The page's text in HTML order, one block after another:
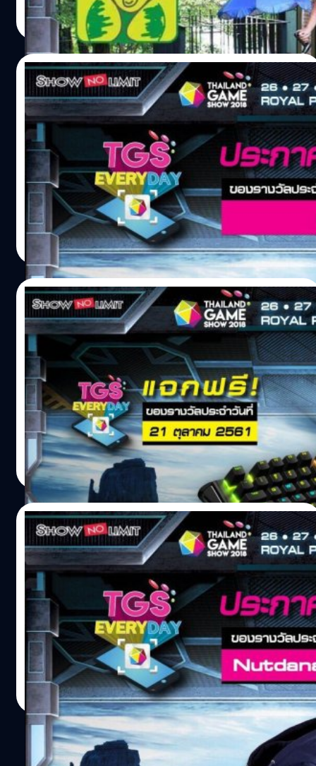
3,000 บาท เริ่มประมูลตั้งแต่วันที่ 22 ตุลาคม 2561 ตั้ งแต่
เวลา 10.00 น. - 22.00 น. ที่ Instagram :
@puri_hiranprueck ผู้ประมูลสูงสุด 2 ท่านแรกจะได้รับของ
ไปเลย รายได้ทั้งหมด นำไปมอบให้ "มูลนิธิเด็กโรคหัวใจ"
#TGS2018 #CHARITY
Read More
21/10/2018
ประกาศผู้โชคดีกิจกรรม TGS EVERYDAY
ประจำวันที่ 21 ต.ค. 61 รีบซื้อบัตรงาน TGS
2018 แล้วคุณจะเป็นผู้โชคดีคนต่อไป
?ประกาศชื่อผู้โชคดี? กับกิจกรรม TGS EVERYDAY จากการ
ซื้อบัตรเข้างาน หรือ เสื้อยืด Thailand Game Show 2018 ทาง
TrueMoney Wallet รางวัลประจำวันที่ 21 ตุลาคม 2561 :
SteelSeries APEX M750 TKL จำนวน 1 รางวัล ผู้โชคดีคือ
พอ’พี ใครที่พลาดรางวัลไป ก็ยังสามารถนำโค้ดมากรอกใน
แอปฯ Thailand Game Show เพื่อลุ้นรางวัลกันได้ในวันอื่นๆ
อีก จนกว่าจะจบกิจกรรม สามารถร่วมลุ้นกันได้ทุกวันตั้งแต่ 10
โมงเช้าเป็นต้นไป และจะมีการประกาศผลตอน 6 โมงเย็นของ
ทุกวัน ยิ่งซื้อมากก็มีสิทธิ์ลุ้นรางวัลมากขึ้น! กติกาพร้อมลุ้นของ
รางวัล : https://goo.gl/ZA5hou ดาวน์โหลด
แอปฯ TrueMoney Wallet เพื่อซื้อบัตร
: https://goo.gl/Pb3jgq ดาวน์โหลดแอปฯ Thailand Game
Show เพื่อลุ้นรางวัล Android : https://goo.gl/TKFWwZ
iOS : https://goo.gl/tsX83z ขออภัยในความไม่สะดวกด้วย
ค่า สำหรับใครที่พบปัญหาไม่สามารถกรอกโค้ดเพื่อร่วมสนุก
ลุ้นรางวัลกิจกรรม TGS…
salinee tintumrong| 2848 days ago
Read More
21/10/2018
กิจกรรม TGS EVERYDAY ประจำวันที่ 21 ต.ค.
61 มาแล้วจ้า!! ซื้อบัตรงาน TGS 2018 แล้วไป
ลุ้นกัน
? เปิดจำหน่ายบัตรเข้างาน Thailand Game Show 2018 แล้ว!!
ซื้อบัตรเล่นกิจกรรมด่วน...คุณอาจเป็นผู้โชคดีคนต่อไป!! พบ
กับของรางวัล "TGS EVERYDAY" ? ประจำวันที่ 21 ตุลาคม
2561 ได้แก่ : แจก!! คีย์บอร์ด STEELSERIES APEX M750
TKL จำนวน 1 รางวัล Mechanical คีย์บอร์ดสำหรับเกมเมอร์
ตัวจริง เพื่อนักกีฬา E-Sports กติกาพร้อมลุ้นของรางวัล
: https://goo.gl/ZA5hou ดาวน์โหลดแอปฯ TrueMoney
Wallet เพื่อซื้อบัตร : https://goo.gl/Pb3jgq ดาวน์โหลด
แอปฯ Thailand Game Show เพื่อลุ้นรางวัล Android
: https://goo.gl/TKFWwZ iOS : https://goo.gl/tsX83z
ขออภัยในความไม่สะดวกด้วยค่า สำหรับใครที่พบปัญหาไม่
สามารถกรอกโค้ดเพื่อร่วมสนุกลุ้นรางวัลกิจกรรม TGS
EVERYDAY ได้ในมือถือบางรุ่น สามารถนำโค้ดมากรอกที่นี่ได้
เพื่อร่วมสนุกกับกิจกรรมค่ะ
www.thailandgameshow.com/tgseveryday ประกาศผลผู้
โชคดีเวลา 18.00 น. ที่เพจและแอป Thailand Game Show…
salinee tintumrong| 2848 days ago
Read More
20/10/2018
ประกาศผู้โชคดีกิจกรรม TGS EVERYDAY
ประจำวันที่ 20 ต.ค. 61 รีบซื้อบัตรงาน TGS
2018 แล้วคุณจะเป็นผู้โชคดีคนต่อไป
?ประกาศชื่อผู้โชคดี? กับกิจกรรม TGS EVERYDAY จากการ
ซื้อบัตรเข้างาน หรือ เสื้อยืด Thailand Game Show 2018 ทาง
TrueMoney Wallet รางวัลประจำวันที่ 20 ตุลาคม 2561 : เสื้อ
แจ็กเก็ตฮู้ดเกม League of Legends (Yasuo) จำนวน 1 รางวัล
ผู้โชคดีคือ Nutdanai Yindeepimol ใครที่พลาดรางวัลไป ก็ยัง
สามารถนำโค้ดมากรอกในแอปฯ Thailand Game Show เพื่อ
ลุ้นรางวัลกันได้ในวันอื่นๆอีก จนกว่าจะจบกิจกรรม สามารถ
ร่วมลุ้นกันได้ทุกวันตั้งแต่ 10 โมงเช้าเป็นต้นไป และจะมีการ
ประกาศผลตอน 6 โมงเย็นของทุกวัน ยิ่งซื้อมากก็มีสิทธิ์ลุ้น
รางวัลมากขึ้น! กติกาพร้อมลุ้นของรางวัล
salinee tintumrong| 2849 days ago
Read More
1